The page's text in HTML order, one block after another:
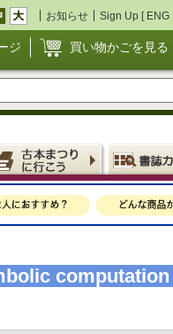
お知らせ Sign Up [ ENG
ジ 買い物かごを見る